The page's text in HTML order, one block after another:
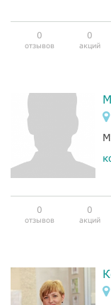
0
отзывов
0
акций
0
отзывов
0
акций